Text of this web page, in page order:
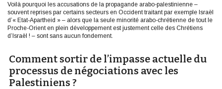
Voilà pourquoi les accusations de la propagande arabo-palestinienne –
souvent reprises par certains secteurs en Occident traitant par exemple Israël
d’« Etat-Apartheid » – alors que la seule minorité arabo-chrétienne de tout le
Proche-Orient en plein développement est justement celle des Chrétiens
d’Israël ! – sont sans aucun fondement.
Comment sortir de l’impasse actuelle du
processus de négociations avec les
Palestiniens ?